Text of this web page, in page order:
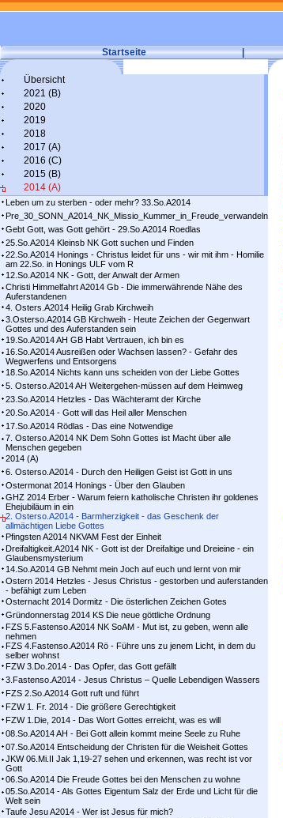
Startseite |
Übersicht
2021 (B)
2020
2019
2018
2017 (A)
2016 (C)
2015 (B)
2014 (A)
Leben um zu sterben - oder mehr? 33.So.A2014
Pre_30_SONN_A2014_NK_Missio_Kummer_in_Freude_verwandeln
Gebt Gott, was Gott gehört - 29.So.A2014 Roedlas
25.So.A2014 Kleinsb NK Gott suchen und Finden
22.So.A2014 Honings - Christus leidet für uns - wir mit ihm - Homilie
am 22.So. in Honings ULF vom R
12.So.A2014 NK - Gott, der Anwalt der Armen
Christi Himmelfahrt A2014 Gb - Die immerwährende Nähe des
Auferstandenen
4. Osters.A2014 Heilig Grab Kirchweih
3.Osterso.A2014 GB Kirchweih - Heute Zeichen der Gegenwart
Gottes und des Auferstanden sein
19.So.A2014 AH GB Habt Vertrauen, ich bin es
16.So.A2014 Ausreißen oder Wachsen lassen? - Gefahr des
Wegwerfens und Entsorgens
18.So.A2014 Nichts kann uns scheiden von der Liebe Gottes
5. Osterso.A2014 AH Weitergehen-müssen auf dem Heimweg
23.So.A2014 Hetzles - Das Wächteramt der Kirche
20.So.A2014 - Gott will das Heil aller Menschen
17.So.A2014 Rödlas - Das eine Notwendige
7. Osterso.A2014 NK Dem Sohn Gottes ist Macht über alle
Menschen gegeben
2014 (A)
6. Osterso.A2014 - Durch den Heiligen Geist ist Gott in uns
Ostermonat 2014 Honings - Über den Glauben
GHZ 2014 Erber - Warum feiern katholische Christen ihr goldenes
Ehejubiläum in ein
2. Osterso.A2014 - Barmherzigkeit - das Geschenk der
allmächtigen Liebe Gottes
Pfingsten A2014 NKVAM Fest der Einheit
Dreifaltigkeit.A2014 NK - Gott ist der Dreifaltige und Dreieine - ein
Glaubensmysterium
14.So.A2014 GB Nehmt mein Joch auf euch und lernt von mir
Ostern 2014 Hetzles - Jesus Christus - gestorben und auferstanden
- befähigt zum Leben
Osternacht 2014 Dormitz - Die österlichen Zeichen Gotes
Gründonnerstag 2014 KS Die neue göttliche Ordnung
FZS 5.Fastenso.A2014 NK SoAM - Mut ist, zu geben, wenn alle
nehmen
FZS 4.Fastenso.A2014 Rö - Führe uns zu jenem Licht, in dem du
selber wohnst
FZW 3.Do.2014 - Das Opfer, das Gott gefällt
3.Fastenso.A2014 - Jesus Christus – Quelle Lebendigen Wassers
FZS 2.So.A2014 Gott ruft und führt
FZW 1. Fr. 2014 - Die größere Gerechtigkeit
FZW 1.Die, 2014 - Das Wort Gottes erreicht, was es will
08.So.A2014 AH - Bei Gott allein kommt meine Seele zu Ruhe
07.So.A2014 Entscheidung der Christen für die Weisheit Gottes
JKW 06.Mi.II Jak 1,19-27 sehen und erkennen, was recht ist vor
Gott
06.So.A2014 Die Freude Gottes bei den Menschen zu wohne
05.So.A2014 - Als Gottes Eigentum Salz der Erde und Licht für die
Welt sein
Taufe Jesu A2014 - Wer ist Jesus für mich?